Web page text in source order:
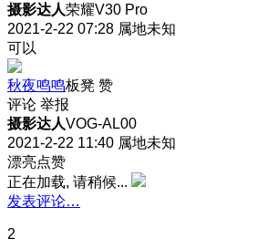
摄影达人荣耀V30 Pro
2021-2-22 07:28 属地未知
可以
秋夜鸣鸣板凳 赞
评论 举报
摄影达人VOG-AL00
2021-2-22 11:40 属地未知
漂亮点赞
正在加载, 请稍候...
发表评论…
2